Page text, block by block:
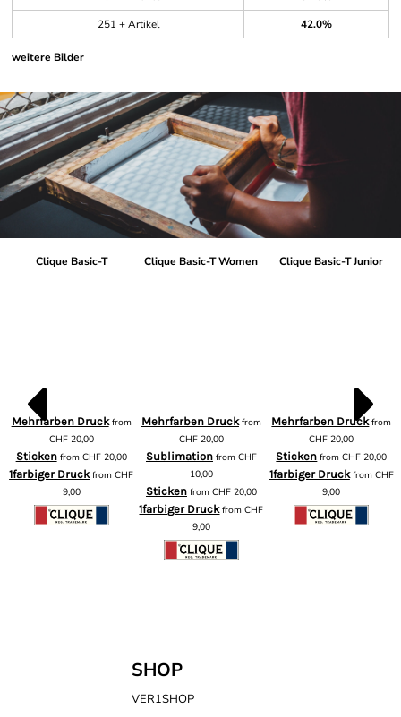
251 + Artikel
42.0%
weitere Bilder
Clique Basic-T
Mehrfarben Druckfrom
CHF20,00
Stickenfrom CHF20,00
1farbiger DruckfromCHF
9,00
Clique Basic-T Women
Mehrfarben Druckfrom
CHF20,00
Sublimationfrom CHF
10,00
Stickenfrom CHF20,00
1farbiger DruckfromCHF
9,00
Clique Basic-T Junior
Mehrfarben Druckfrom
CHF 20,00
Sticken fromCHF 20,00
1farbiger Druckfrom CHF
9,00
SHOP
VER1SHOP